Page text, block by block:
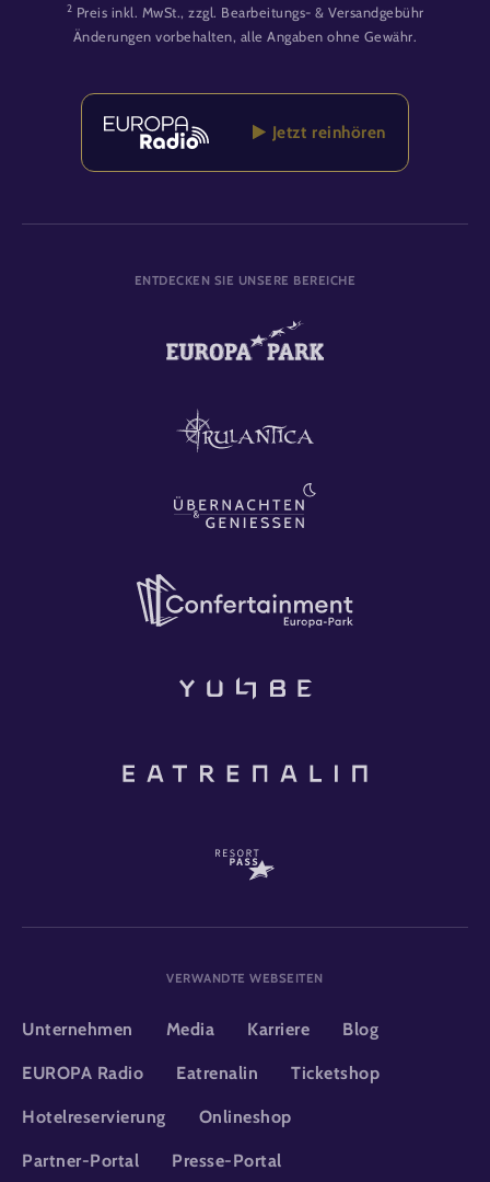
2 Preis inkl. MwSt., zzgl. Bearbeitungs- & Versandgebühr
Änderungen vorbehalten, alle Angaben ohne Gewähr.
Jetzt reinhören
ENTDECKEN SIE UNSERE BEREICHE
VERWANDTE WEBSEITEN
Unternehmen Media Karriere Blog
EUROPA Radio Eatrenalin Ticketshop
Hotelreservierung Onlineshop
Partner-Portal Presse-Portal